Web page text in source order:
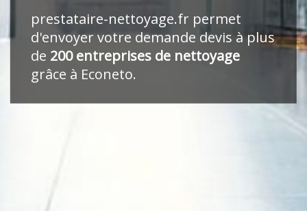
prestataire-nettoyage.fr permet
d'envoyer votre demande devis à plus
de 200 entreprises de nettoyage
grâce à Econeto.